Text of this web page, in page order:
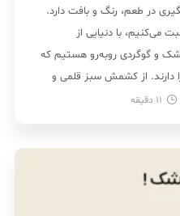
در طعم، رنگ و بافت دارد.
می‌کنیم، با دنیایی از
و گوگردی روبه‌رو هستیم که
دارند. از کشمش سبز قلمی و
11 دقیقه